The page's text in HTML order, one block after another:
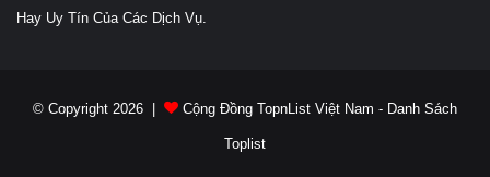
Hay Uy Tín Của Các Dịch Vụ.
© Copyright 2026 | Cộng Đồng TopnList Việt Nam - Danh Sách
Toplist